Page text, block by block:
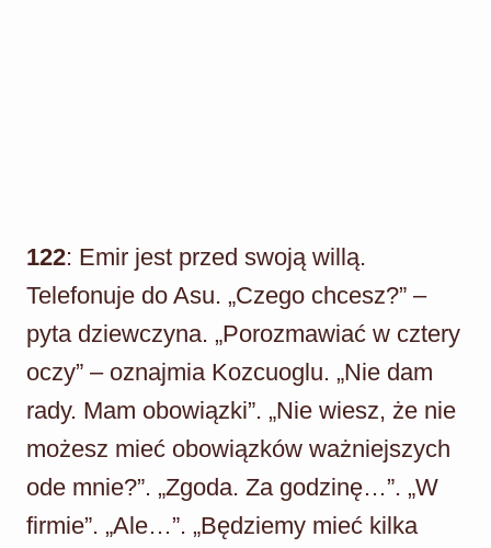
122: Emir jest przed swoją willą.
Telefonuje do Asu. „Czego chcesz?” –
pyta dziewczyna. „Porozmawiać w cztery
oczy” – oznajmia Kozcuoglu. „Nie dam
rady. Mam obowiązki”. „Nie wiesz, że nie
możesz mieć obowiązków ważniejszych
ode mnie?”. „Zgoda. Za godzinę…”. „W
firmie”. „Ale…”. „Będziemy mieć kilka